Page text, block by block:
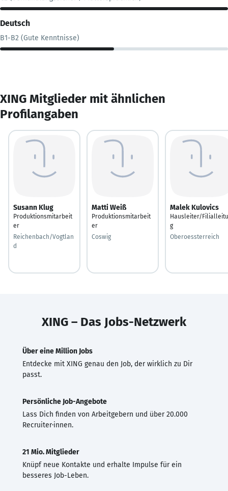
Deutsch
B1-B2 (Gute Kenntnisse)
XING Mitglieder mit ähnlichen
Profilangaben
Susann Klug
Produktionsmitarbeit
er
Reichenbach/Vogtlan
d
Matti Weiß
Produktionsmitarbeit
er
Coswig
Malek Kulovics
Hausleiter/
g
Oberoessterreich
XING – Das Jobs-Netzwerk
Über eine Million Jobs
Entdecke mit XING genau den Job, der wirklich zu Dir
passt.
Persönliche Job-Angebote
Lass Dich finden von Arbeitgebern und über 20.000
Recruiter·innen.
21 Mio. Mitglieder
Knüpf neue Kontakte und erhalte Impulse für ein
besseres Job-Leben.